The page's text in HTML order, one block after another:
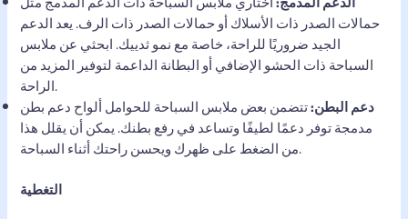
حمالات الصدر ذات الأسلاك أو حمالات الصدر ذات الرف. يعد الدعم
الجيد ضروريًا للراحة، خاصة مع نمو ثدييك. ابحثي عن ملابس
السباحة ذات الحشو الإضافي أو البطانة الداعمة لتوفير المزيد من
الراحة.
دعم البطن:تتضمن بعض ملابس السباحة للحوامل ألواح دعم بطن
مدمجة توفر دعمًا لطيفًا وتساعد في رفع بطنك. يمكن أن يقلل هذا
من الضغط على ظهرك ويحسن راحتك أثناء السباحة.
التغطية